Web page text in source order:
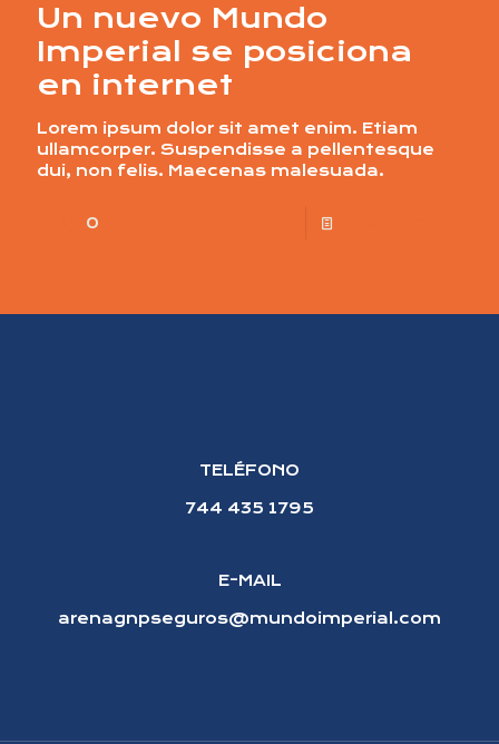
Un nuevo Mundo
Imperial se posiciona
en internet
Lorem ipsum dolor sit amet enim. Etiam
ullamcorper. Suspendisse a pellentesque
dui, non felis. Maecenas malesuada.
0
TELÉFONO
744 435 1795
E-MAIL
arenagnpseguros@mundoimperial.com